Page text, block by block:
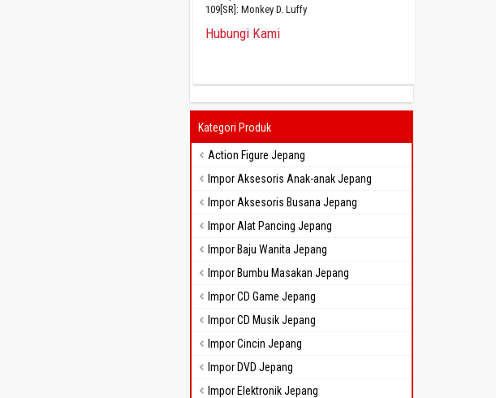
109[SR]: Monkey D. Luffy
Hubungi Kami
Kategori Produk
Action Figure Jepang
Impor Aksesoris Anak-anak Jepang
Impor Aksesoris Busana Jepang
Impor Alat Pancing Jepang
Impor Baju Wanita Jepang
Impor Bumbu Masakan Jepang
Impor CD Game Jepang
Impor CD Musik Jepang
Impor Cincin Jepang
Impor DVD Jepang
Impor Elektronik Jepang